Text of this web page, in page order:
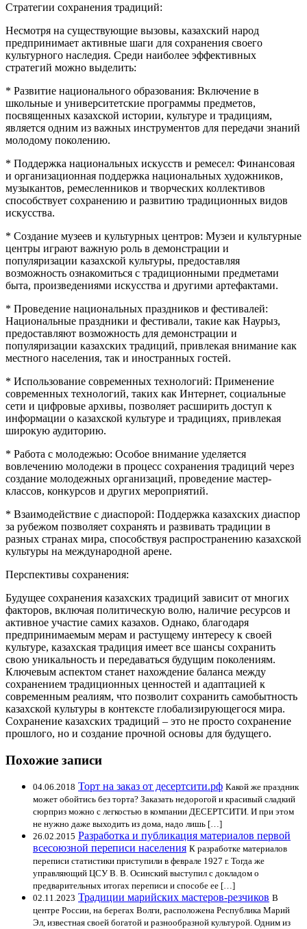
Стратегии сохранения традиций:
Несмотря на существующие вызовы, казахский народ
предпринимает активные шаги для сохранения своего
культурного наследия. Среди наиболее эффективных
стратегий можно выделить:
* Развитие национального образования: Включение в
школьные и университетские программы предметов,
посвященных казахской истории, культуре и традициям,
является одним из важных инструментов для передачи знаний
молодому поколению.
* Поддержка национальных искусств и ремесел: Финансовая
и организационная поддержка национальных художников,
музыкантов, ремесленников и творческих коллективов
способствует сохранению и развитию традиционных видов
искусства.
* Создание музеев и культурных центров: Музеи и культурные
центры играют важную роль в демонстрации и
популяризации казахской культуры, предоставляя
возможность ознакомиться с традиционными предметами
быта, произведениями искусства и другими артефактами.
* Проведение национальных праздников и фестивалей:
Национальные праздники и фестивали, такие как Наурыз,
предоставляют возможность для демонстрации и
популяризации казахских традиций, привлекая внимание как
местного населения, так и иностранных гостей.
* Использование современных технологий: Применение
современных технологий, таких как Интернет, социальные
сети и цифровые архивы, позволяет расширить доступ к
информации о казахской культуре и традициях, привлекая
широкую аудиторию.
* Работа с молодежью: Особое внимание уделяется
вовлечению молодежи в процесс сохранения традиций через
создание молодежных организаций, проведение мастер-
классов, конкурсов и других мероприятий.
* Взаимодействие с диаспорой: Поддержка казахских диаспор
за рубежом позволяет сохранять и развивать традиции в
разных странах мира, способствуя распространению казахской
культуры на международной арене.
Перспективы сохранения:
Будущее сохранения казахских традиций зависит от многих
факторов, включая политическую волю, наличие ресурсов и
активное участие самих казахов. Однако, благодаря
предпринимаемым мерам и растущему интересу к своей
культуре, казахская традиция имеет все шансы сохранить
свою уникальность и передаваться будущим поколениям.
Ключевым аспектом станет нахождение баланса между
сохранением традиционных ценностей и адаптацией к
современным реалиям, что позволит сохранить самобытность
казахской культуры в контексте глобализирующегося мира.
Сохранение казахских традиций – это не просто сохранение
прошлого, но и создание прочной основы для будущего.
Похожие записи
04.06.2018 Торт на заказ от десертсити.рф Какой же праздник
может обойтись без торта? Заказать недорогой и красивый сладкий
сюрприз можно с легкостью в компании ДЕСЕРТСИТИ. И при этом
не нужно даже выходить из дома, надо лишь […]
26.02.2015 Разработка и публикация материалов первой
всесоюзной переписи населения К разработке материалов
переписи статистики приступили в феврале 1927 г. Тогда же
управляющий ЦСУ В. В. Осинский выступил с докладом о
предварительных итогах переписи и способе ее […]
02.11.2023 Традиции марийских мастеров-резчиков В
центре России, на берегах Волги, расположена Республика Марий
Эл, известная своей богатой и разнообразной культурой. Одним из